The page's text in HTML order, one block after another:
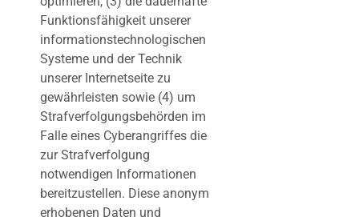
Funktionsfähigkeit unserer
informationstechnologischen
Systeme und der Technik
unserer Internetseite zu
gewährleisten sowie (4) um
Strafverfolgungsbehörden im
Falle eines Cyberangriffes die
zur Strafverfolgung
notwendigen Informationen
bereitzustellen. Diese anonym
erhobenen Daten und